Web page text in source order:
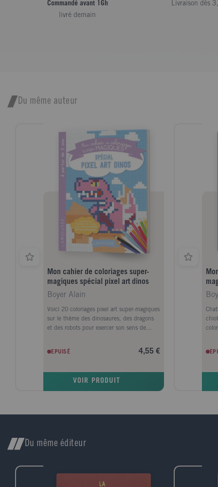
Commandé avant 16h
livré demain
Livraison dès
Du même auteur
Mon cahier de coloriages super-
magiques spécial pixel art dinos
Boyer Alain
Voici 20 coloriages pixel art super-magiques
sur le thème des dinosaures, des dragons
et des robots pour exercer son sens de
premiers chiffres et son esprit logique et
géométrique. Les coloriages pixel, une
EPUISÉ 4,55 €
VOIR PRODUIT
Du même éditeur